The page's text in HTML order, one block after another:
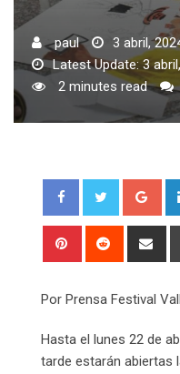
paul
3 abril,
Latest Update: 3
2 minutes read
Pinterest Reddit
Por Prensa Festival
Hasta el lunes 22 de
tarde estarán abiertas